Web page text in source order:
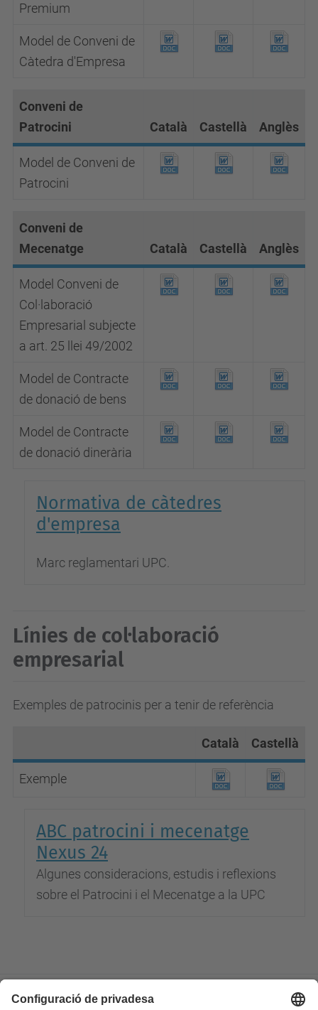
Premium
Model de Conveni de
Càtedra d'Empresa
Conveni de
Patrocini
Català Castellà Anglès
Model de Conveni de
Patrocini
Conveni de
Mecenatge
Català Castellà Anglès
Model Conveni de
Col·laboració
Empresarial subjecte
a art. 25 llei 49/2002
Model de Contracte
de donació de bens
Model de Contracte
de donació dinerària
Normativa de càtedres
d'empresa
Marc reglamentari UPC.
Línies de col·laboració
empresarial
Exemples de patrocinis per a tenir de referència
Català Castellà
Exemple
ABC patrocini i mecenatge
Nexus 24
Algunes consideracions, estudis i reflexions
sobre el Patrocini i el Mecenatge a la UPC